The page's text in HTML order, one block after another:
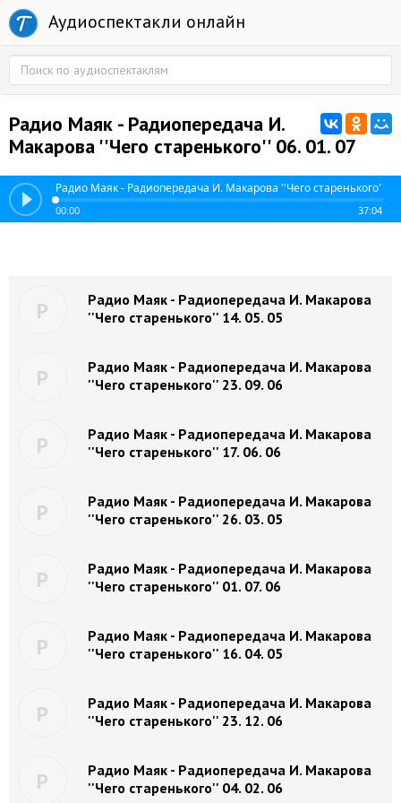
Аудиоспектакли онлайн
Радио Маяк - Радиопередача И.
Макарова ''Чего старенького'' 06. 01. 07
Радио Маяк - Радиопередача И. Макарова ''Чего старенького''
00:00 37:04
Р
Радио Маяк - Радиопередача И. Макарова
''Чего старенького'' 14. 05. 05
Р
Радио Маяк - Радиопередача И. Макарова
''Чего старенького'' 23. 09. 06
Р
Радио Маяк - Радиопередача И. Макарова
''Чего старенького'' 17. 06. 06
Р
Радио Маяк - Радиопередача И. Макарова
''Чего старенького'' 26. 03. 05
Р
Радио Маяк - Радиопередача И. Макарова
''Чего старенького'' 01. 07. 06
Р
Радио Маяк - Радиопередача И. Макарова
''Чего старенького'' 16. 04. 05
Р
Радио Маяк - Радиопередача И. Макарова
''Чего старенького'' 23. 12. 06
Р
Радио Маяк - Радиопередача И. Макарова
''Чего старенького'' 04. 02. 06